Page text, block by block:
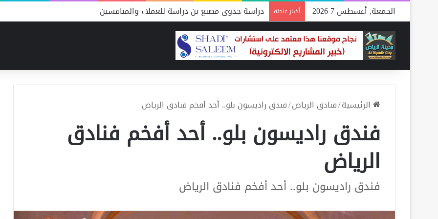
الجمعة, أغسطس 7 2026 أخبار عاجلة دراسة جدوى مصنع بن دراسة للعملاء والمنافسين
الرئيسية/فنادق الرياض/فندق راديسون بلو.. أحد أفخم فنادق الرياض
فندق راديسون بلو.. أحد أفخم فنادق
الرياض
فندق راديسون بلو.. أحد أفخم فنادق الرياض